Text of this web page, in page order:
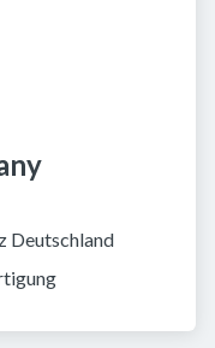
Deutschland